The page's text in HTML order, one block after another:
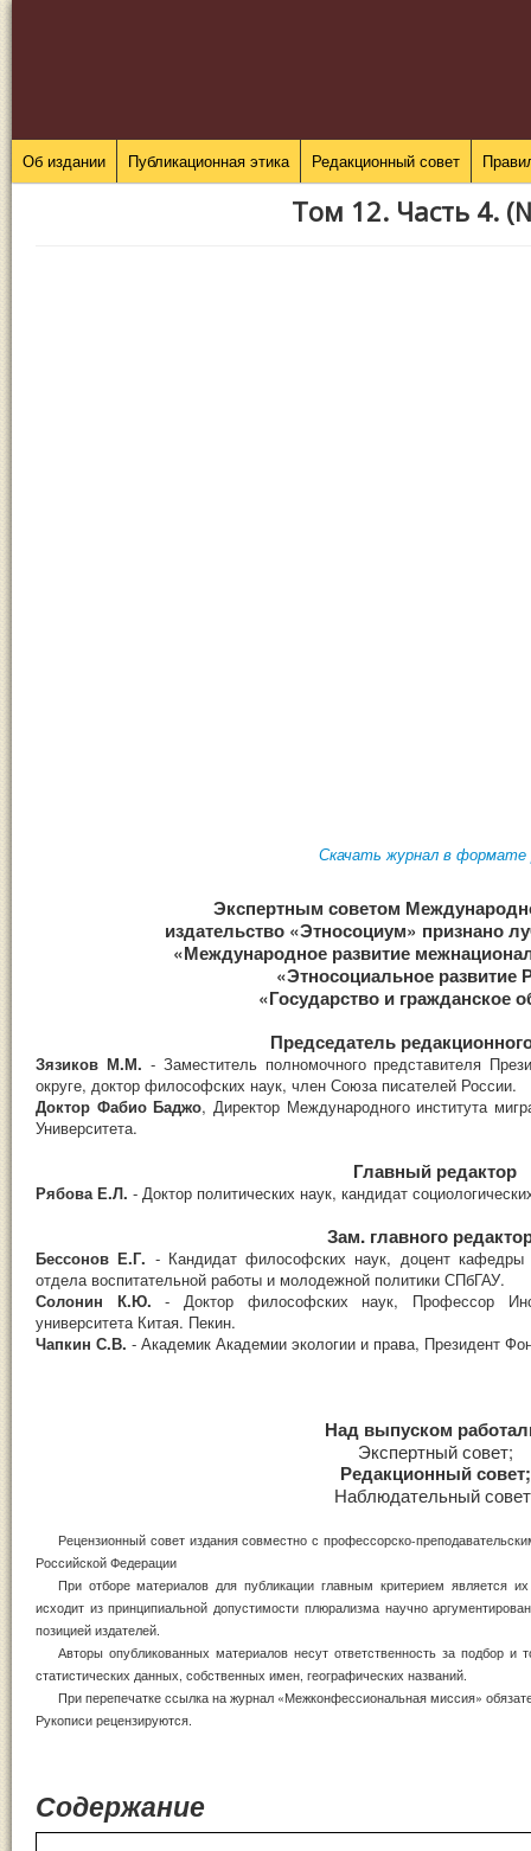
Об издании Публикационная этика Редакционный совет
Том 12. Часть 4.
Скачать журнал в формате
Экспертным советом
издательство «Этносоциум» признано
«Международное развитие
«Этносоциальное развитие
«Государство и гражданское
Председатель
Зязиков М.М. - Заместитель полномочного представителя
округе, доктор философских наук, член Союза писателей России.
Доктор Фабио Баджо, Директор Международного института
Университета.
Главный редактор
Рябова Е.Л. - Доктор политических наук, кандидат
Зам. главного
Бессонов Е.Г. - Кандидат философских наук, доцент кафедры
отдела воспитательной работы и молодежной политики СПбГАУ.
Солонин К.Ю.- Доктор философских наук, Профессор
университета Китая. Пекин.
Чапкин С.В. - Академик Академии экологии и права, Президент
Над выпуском
Экспертный совет;
Редакционный совет;
Наблюдательный
Рецензионный совет издания совместно с профессорско-
Российской Федерации
При отборе материалов для публикации главным критерием является
исходит из принципиальной допустимости плюрализма научно
позицией издателей.
Авторы опубликованных материалов несут ответственность за подбор и
статистических данных, собственных имен, географических названий.
При перепечатке ссылка на журнал «Межконфессиональная миссия»
Рукописи рецензируются.
Содержание